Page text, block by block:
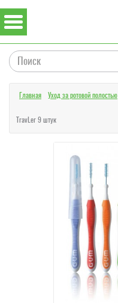
Главная Уход за ротовой полостью
TravLer 9 штук